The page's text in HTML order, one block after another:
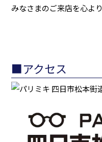
みなさまのご来店を心よ
■アクセス